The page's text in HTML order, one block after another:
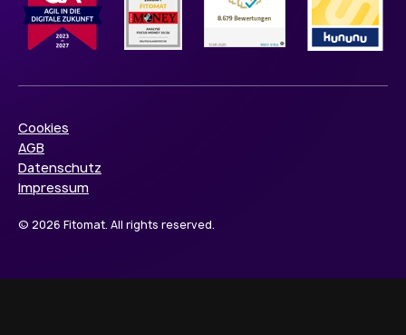
© 2026 Fitomat. All rights reserved.
Cookies
AGB
Datenschutz
Impressum